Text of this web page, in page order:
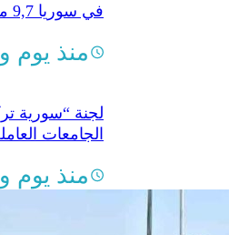
منذ يوم
لجنة “سورية
الجامعات
منذ يوم